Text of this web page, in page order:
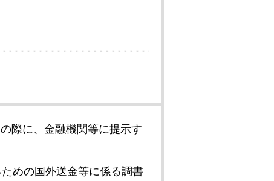
際に、金融機関等に提示す
めの国外送金等に係る調書